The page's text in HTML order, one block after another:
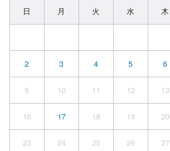
日 月 火 水 木
2 3 4 5 6
9 10 11 12 13
16 17 18 19 20
23 24 25 26 27